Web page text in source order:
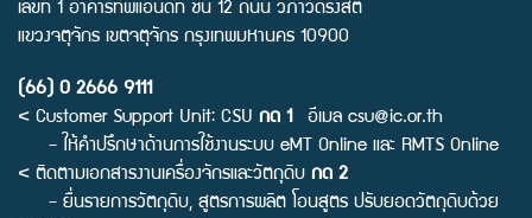
เลขที่ 1 อาคารทีพีแอนด์ที ชั้น 12 ถนน วิภาวดีรังสิต
แขวงจตุจักร เขตจตุจักร กรุงเทพมหานคร 10900
(66) 0 2666 9111
< Customer Support Unit: CSU กด 1อีเมล csu@ic.or.th
- ให้คำปรึกษาด้านการใช้งานระบบ eMT Online และ RMTS Online
< ติดตามเอกสารงานเครื่องจักรและวัตถุดิบ กด 2
- ยื่นรายการวัตถุดิบ, สูตรการผลิต โอนสูตร ปรับยอดวัตถุดิบด้วย